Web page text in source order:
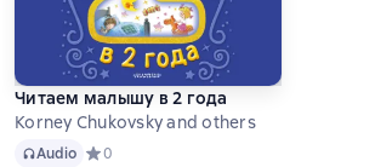
Читаем малышу в 2 года
Korney Chukovsky and others
AudioAudio Средний рейтинг 0 на основе 0 оценок
0